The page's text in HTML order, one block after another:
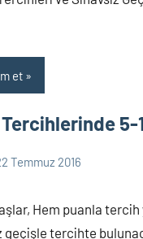
et
Temmuz 2016
Hem puanla
geçişle tercihte